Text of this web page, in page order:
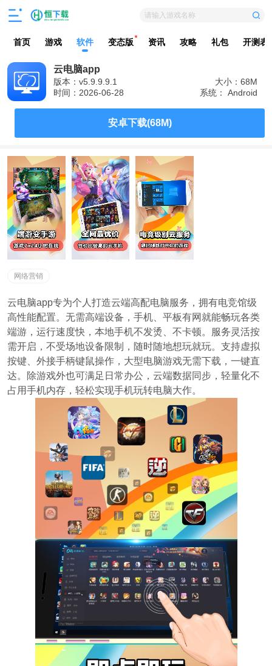
请输入游戏名称
首页 游戏 软件 变态版 资讯 攻略 礼包 开测表
云电脑app
版本：v5.9.9.9.1
大小：68M
时间：2026-06-28
系统： Android
安卓下载(68M)
网络营销
云电脑app专为个人打造云端高配电脑服务，拥有电竞馆级
高性能配置。无需高端设备，手机、平板有网就能畅玩各类
端游，运行速度快，本地手机不发烫、不卡顿。服务灵活按
需开启，不受场地设备限制，随时随地想玩就玩。支持虚拟
按键、外接手柄键鼠操作，大型电脑游戏无需下载，一键直
达。除游戏外也可满足日常办公，云端数据同步，轻量化不
占用手机内存，轻松实现手机玩转电脑大作。